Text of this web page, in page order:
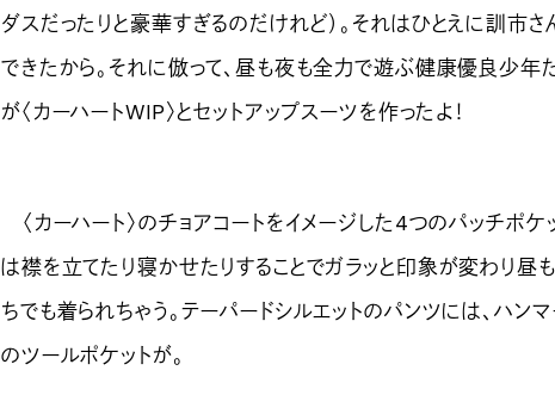
ダスだったりと豪華すぎるのだけれど）。それはひとえに訓市
できたから。それに倣って、昼も夜も全力で遊ぶ健康優良少
が〈カーハートWIP〉とセットアップスーツを作ったよ！
〈カーハート〉のチョアコートをイメージした4つのパッチポ
は襟を立てたり寝かせたりすることでガラッと印象が変わり昼
ちでも着られちゃう。テーパードシルエットのパンツには、ハン
のツールポケットが。